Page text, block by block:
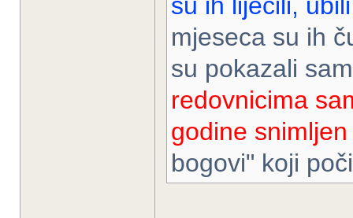
mjeseca su ih
su pokazali
redovnicima
godine
bogovi" koji